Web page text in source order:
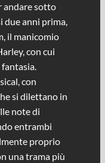
andare sotto
due anni prima,
il manicomio
con cui
con
si dilettano in
note di
entrambi
proprio
una trama più